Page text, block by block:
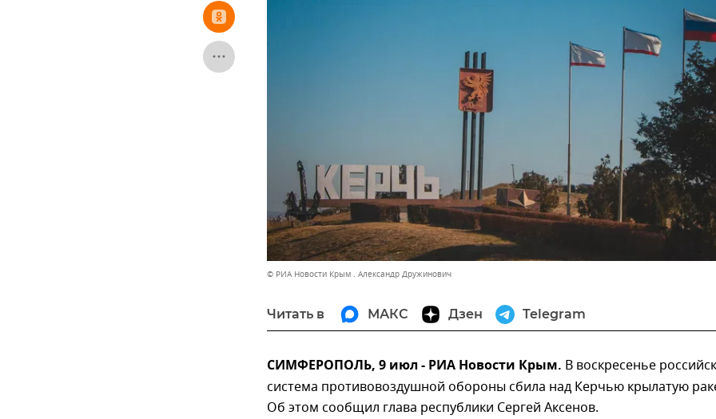
© РИА Новости Крым . Александр Дружинович
Читать в МАКС Дзен Telegram
СИМФЕРОПОЛЬ, 9 июл - РИА Новости Крым. В воскресенье
система противовоздушной обороны сбила над Керчью крылатую
Об этом сообщил глава республики Сергей Аксенов.